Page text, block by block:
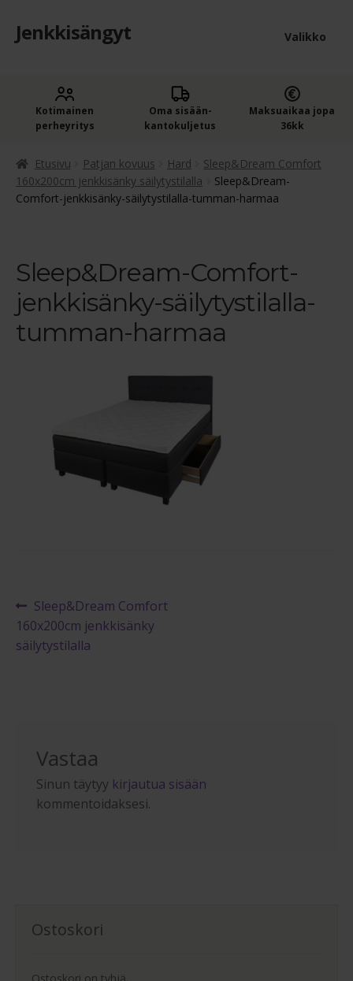
Siirry
navigointiin
Siirry
sisältöön
Jenkkisängyt Valikko
Jenkkisängyt
tason
Oheistuotteet
Ostoskori
Jenkkisängyn ostajan opas
Yleiset ehdot
Kotimainen
perheyritys
Oma sisään­
kantokuljetus
Maksuaikaa jopa
36kk
Etusivu Patjan kovuus Hard
Sleep&Dream Comfort
160x200cm jenkkisänky säilytystilalla
Sleep&Dream-
Comfort-jenkkisänky-säilytystilalla-tumman-harmaa
Sleep&Dream-Comfort-
jenkkisänky-säilytystilalla-
tumman-harmaa
Artikkelien
selaus
Edellinen
artikkeli
Sleep&Dream Comfort
160x200cm jenkkisänky
säilytystilalla
Vastaa
Sinun täytyy kirjautua sisään
kommentoidaksesi.
Ostoskori